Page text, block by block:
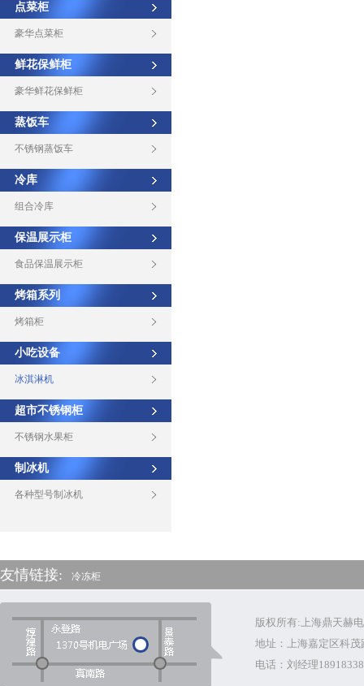
点菜柜
豪华点菜柜
鲜花保鲜柜
豪华鲜花保鲜柜
蒸饭车
不锈钢蒸饭车
冷库
组合冷库
保温展示柜
食品保温展示柜
烤箱系列
烤箱柜
小吃设备
冰淇淋机
超市不锈钢柜
不锈钢水果柜
制冰机
各种型号制冰机
友情链接: 冷冻柜
版权所有:上海鼎天赫
地址：上海嘉定区科
电话： 刘经理